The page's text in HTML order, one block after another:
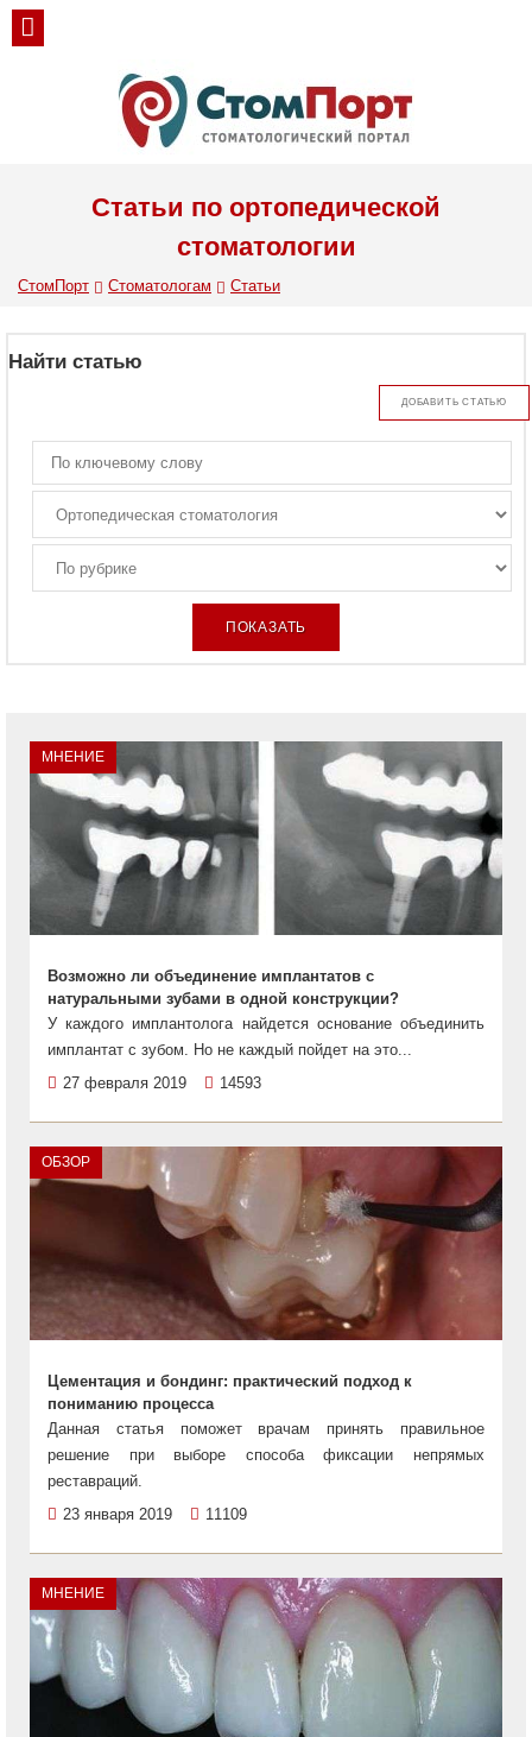
Статьи по ортопедической
стоматологии
СтомПорт Стоматологам Статьи
Найти статью
ДОБАВИТЬ СТАТЬЮ
МНЕНИЕ
Возможно ли объединение имплантатов с
натуральными зубами в одной конструкции?
У каждого имплантолога найдется основание объединить
имплантат с зубом. Но не каждый пойдет на это...
27 февраля 2019
14593
ОБЗОР
Цементация и бондинг: практический подход к
пониманию процесса
Данная статья поможет врачам принять правильное
решение при выборе способа фиксации непрямых
реставраций.
23 января 2019
11109
МНЕНИЕ